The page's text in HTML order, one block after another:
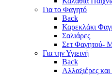
Για το Φαγητό
Back
Καρεκλάκι
Σαλιάρες
Σετ Φαγητού-
Για την Υγιεινή
Back
Αλλαξιέρες